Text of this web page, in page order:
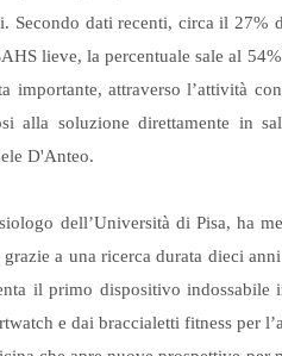
Secondo dati recenti, circa il
lieve, la percentuale sale al
importante, attraverso l’attività
alla soluzione direttamente in
D'Anteo.
dell’Università di Pisa, ha
a una ricerca durata dieci
il primo dispositivo
e dai braccialetti fitness per